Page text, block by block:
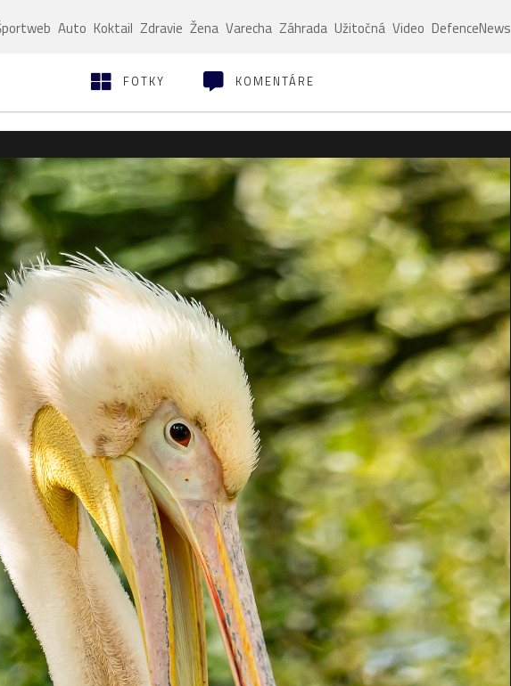
Auto Koktail Zdravie Žena Varecha Záhrada Užitočná Video DefenceNews
FOTKY KOMENTÁRE